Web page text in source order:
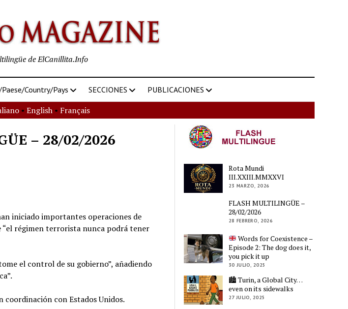
de ElCanillita.Info
Country/Pays SECCIONES PUBLICACIONES
• English• Français
– 28/02/2026
iniciado importantes operaciones de
régimen terrorista nunca podrá tener
el control de su gobierno”, añadiendo
con Estados Unidos.
Rota Mundi
III.XXIII.MMXXVI
23 MARZO, 2026
FLASH MULTILINGÜE –
28/02/2026
28 FEBRERO, 2026
Words for Coexistence –
Episode 2: The dog does it,
you pick it up
30 JULIO, 2025
🏙️ Turin, a Global City…
even on its sidewalks
27 JULIO, 2025